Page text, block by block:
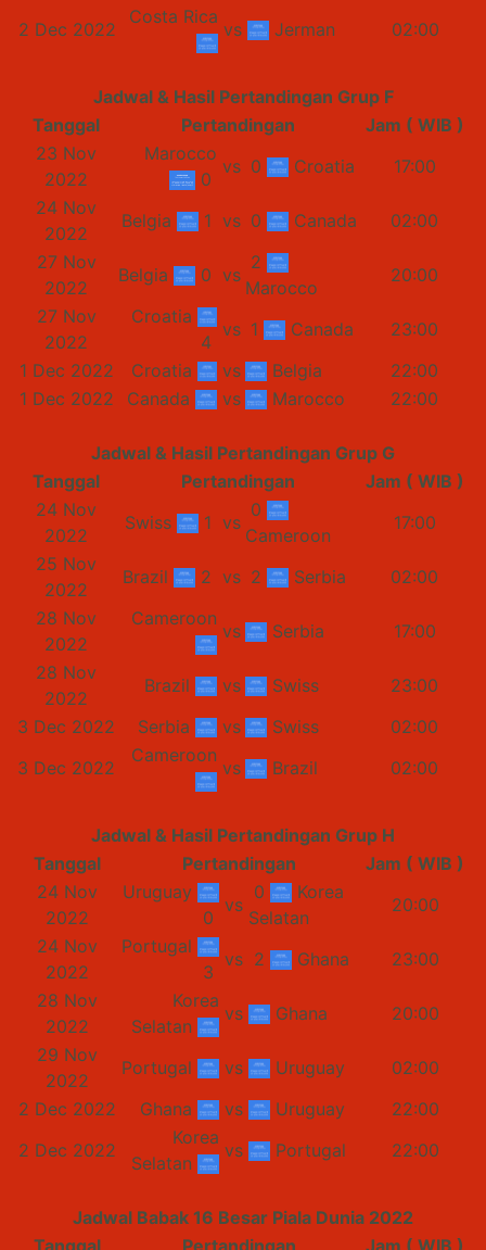
2 Dec 2022
Costa Rica
vs Jerman 02:00
Jadwal & Hasil Pertandingan Grup F
Tanggal
Pertandingan
Jam ( WIB )
23 Nov
2022
Marocco
0
vs 0 Croatia
17:00
24 Nov
2022
Belgia 1 vs 0 Canada
02:00
27 Nov
2022
Belgia 0 vs
2
Marocco
20:00
27 Nov
2022
Croatia
4
vs 1 Canada
23:00
1 Dec 2022
Croatia vs Belgia
22:00
1 Dec 2022
Canada vs Marocco 22:00
Jadwal & Hasil Pertandingan Grup G
Tanggal
Pertandingan
Jam ( WIB )
24 Nov
2022
Swiss 1 vs
0
Cameroon
17:00
25 Nov
2022
Brazil 2 vs 2 Serbia
02:00
28 Nov
2022
Cameroon
vs Serbia
17:00
28 Nov
2022
Brazil vs Swiss
23:00
3 Dec 2022
Serbia vs Swiss
02:00
3 Dec 2022
Cameroon
vs Brazil 02:00
Jadwal & Hasil Pertandingan Grup H
Tanggal
Pertandingan
Jam ( WIB )
24 Nov
2022
Uruguay
0
vs
0
Korea
Selatan
20:00
24 Nov
2022
Portugal
3
vs 2 Ghana
23:00
28 Nov
2022
Korea
Selatan
vs Ghana
20:00
29 Nov
2022
Portugal vs Uruguay
02:00
2 Dec 2022
Ghana vs Uruguay
22:00
2 Dec 2022
Korea
Selatan
vs Portugal 22:00
Jadwal Babak 16 Besar Piala Dunia 2022
Tanggal
Pertandingan Jam ( WIB )